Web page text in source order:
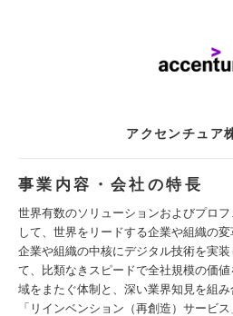
アクセンチュア
事業内容・会社の特長
世界有数のソリューションおよびプロ
して、世界をリードする企業や組織の変
企業や組織の中核にデジタル技術を実
て、比類なきスピードで全社規模の価
域をまたぐ体制と、深い業界知見を組
「リインベンション（再創造）サービ